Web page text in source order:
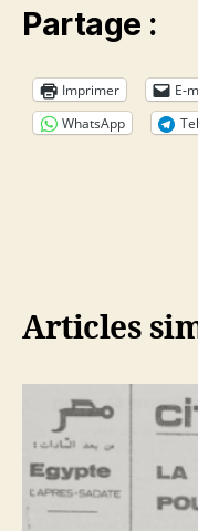
Partage :
Imprimer
E-
WhatsApp
Articles